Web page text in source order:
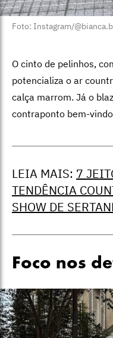
Foto: Instagram/
O cinto de pelinhos,
potencializa o ar
calça marrom. Já o
contraponto bem-
LEIA MAIS: 7
TENDÊNCIA
SHOW DE
Foco nos